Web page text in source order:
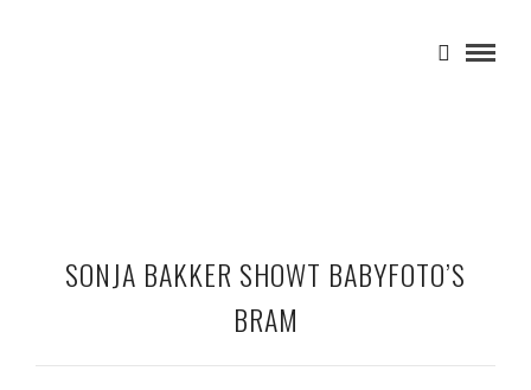
SONJA BAKKER SHOWT BABYFOTO’S
BRAM